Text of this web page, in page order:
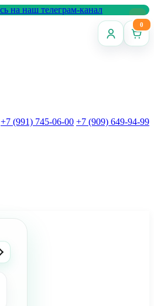
0
+7 (991) 745-06-00 +7 (909) 649-94-99